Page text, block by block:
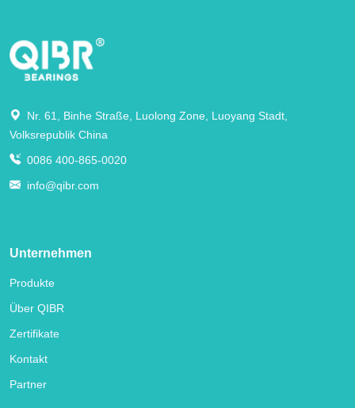
Nr. 61, Binhe Straße, Luolong Zone, Luoyang Stadt,
Volksrepublik China
0086 400-865-0020
info@qibr.com
Unternehmen
Produkte
Über QIBR
Zertifikate
Kontakt
Partner